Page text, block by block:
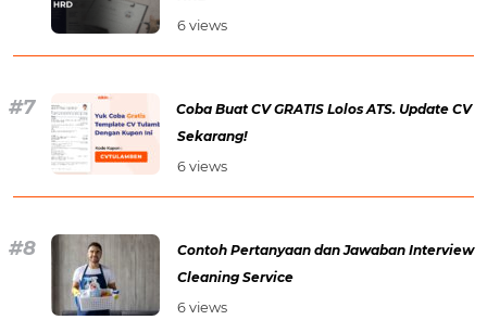
6 views
Coba Buat CV GRATIS Lolos ATS. Update CV
Sekarang!
6 views
Contoh Pertanyaan dan Jawaban Interview
Cleaning Service
6 views